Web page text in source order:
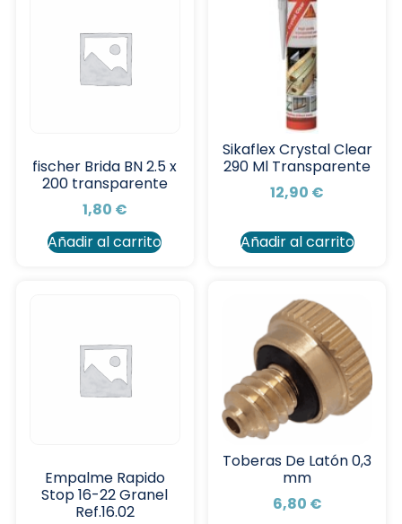
fischer Brida BN 2.5 x
200 transparente
1,80 €
Añadir al carrito
Sikaflex Crystal Clear
290 Ml Transparente
12,90 €
Añadir al carrito
Empalme Rapido
Stop 16-22 Granel
Ref.16.02
Toberas De Latón 0,3
mm
6,80 €